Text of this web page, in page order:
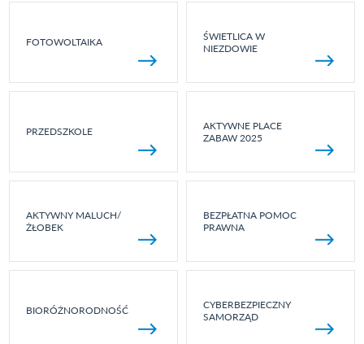
FOTOWOLTAIKA
ŚWIETLICA W
NIEZDOWIE
PRZEDSZKOLE
AKTYWNE PLACE
ZABAW 2025
AKTYWNY MALUCH/
ŻŁOBEK
BEZPŁATNA POMOC
PRAWNA
BIORÓŻNORODNOŚĆ
CYBERBEZPIECZNY
SAMORZĄD